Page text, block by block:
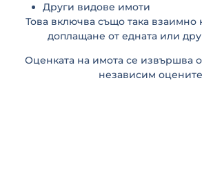
Други видове имоти
Това включва също така взаимно
доплащане от едната или
Оценката на имота се извършва
независим